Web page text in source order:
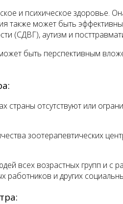
и психическое здоровье.
также может быть
(СДВГ), аутизм и
быть перспективным
страны отсутствуют или
зоотерапевтических
всех возрастных групп и
и других